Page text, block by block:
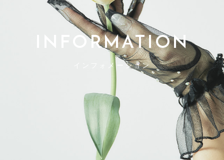
INFORMATION
インフォメーション